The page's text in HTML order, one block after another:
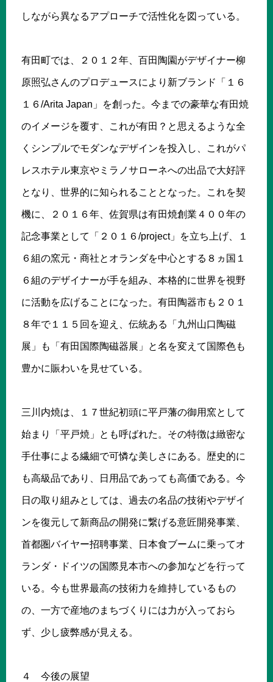
しながら異なるアプローチで活性化を図っている。
有田町では、２０１２年、百田陶園がデザイナー柳
原照弘さんのプロデュースにより新ブランド「１６
１６/Arita Japan」を創った。今までの豪華な有田焼
のイメージを覆す、これが有田？と思えるような全
くシンプルでモダンなデザインを投入し、これがパ
レスホテル東京やミラノサローネへの出品で大好評
となり、世界的に知られることとなった。これを契
機に、２０１６年、佐賀県は有田焼創業４００年の
記念事業として「２０１６/project」を立ち上げ、１
６組の窯元・商社とオランダを中心とする８ヵ国１
６組のデザイナーが手を組み、本格的に世界を視野
に活動を広げることになった。有田陶器市も２０１
８年で１１５回を迎え、伝統ある「九州山口陶磁
展」も「有田国際陶磁器展」と名を変えて国際色も
豊かに賑わいを見せている。
三川内焼は、１７世紀初頭に平戸藩の御用窯として
始まり「平戸焼」とも呼ばれた。その特徴は緻密な
手仕事による繊細で可憐な美しさにある。歴史的に
も高級品であり、日用品であっても高価である。今
日の取り組みとしては、過去の名品の技術やデザイ
ンを復元して新商品の開発に繋げる意匠開発事業、
首都圏バイヤー招聘事業、日本食ブームに乗ってオ
ランダ・ドイツの国際見本市への参加などを行って
いる。今も世界最高の技術力を維持しているもの
の、一方で産地のまちづくりには力が入っておら
ず、少し疲弊感が見える。
４ 今後の展望